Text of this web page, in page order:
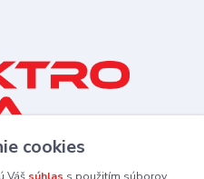
cookies
Váš súhlas s použitím súborov